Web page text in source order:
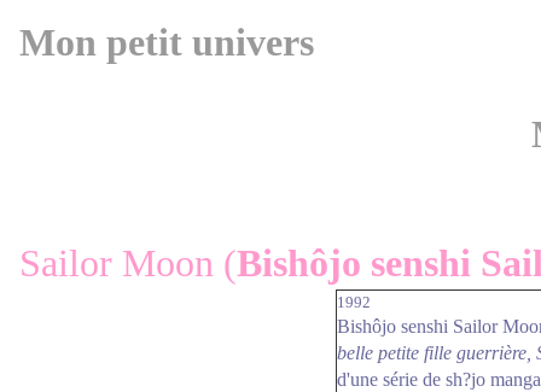
Mon petit univers
Sailor Moon (Bishôjo senshi
1992
Bishôjo senshi Sailor
belle petite fille guerrière,
d'une série de sh?jo